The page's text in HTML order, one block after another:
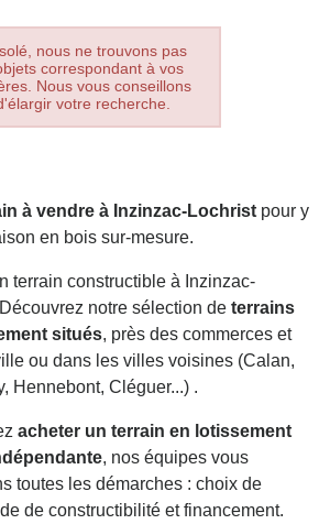
nous ne trouvons pas
correspondant à vos
Nous vous conseillons
votre recherche.
à vendre à Inzinzac-Lochrist pour y
en bois sur-mesure.
terrain constructible à Inzinzac-
notre sélection de terrains
situés, près des commerces et
ou dans les villes voisines (Calan,
Hennebont, Cléguer...) .
acheter un terrain en lotissement
, nos équipes vous
toutes les démarches : choix de
de constructibilité et financement.